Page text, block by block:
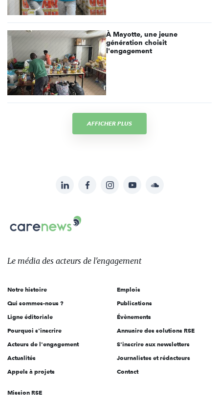
À Mayotte, une jeune
génération choisit
l'engagement
AFFICHER PLUS
sur:
LinkedInFacebookInstagramYouTubeSoundcloud
Le
des
l'engagement
Le média des acteurs de l'engagement
Notre histoire
Qui sommes-nous ?
Ligne éditoriale
Pourquoi s'inscrire
Acteurs de l'engagement
Actualités
Appels à projets
Emplois
Publications
Évènements
Annuaire des solutions RSE
S'inscrire aux newsletters
Journalistes et rédacteurs
Contact
Mission RSE